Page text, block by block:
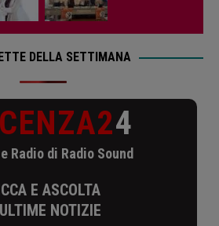
DELLA SETTIMANA
4
Radio di Radio Sound
E ASCOLTA
NOTIZIE